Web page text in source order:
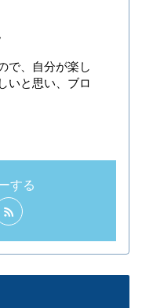
で、自分が楽し
いと思い、ブロ
する